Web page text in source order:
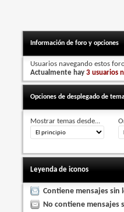
Información de foro y opciones
Usuarios navegando estos
Actualmente hay3 usuarios
Opciones de desplegado de
Mostrar temas desde...
Leyenda de iconos
Contiene mensajes sin
No contiene mensajes